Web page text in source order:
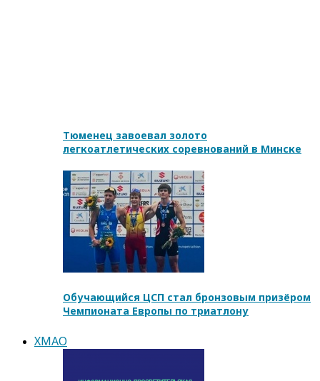
Тюменец завоевал золото
легкоатлетических соревнований в Минске
Обучающийся ЦСП стал бронзовым призёром
Чемпионата Европы по триатлону
ХМАО